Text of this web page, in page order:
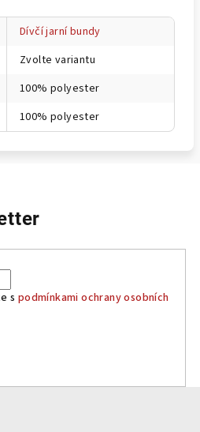
Dívčí jarní bundy
Zvolte variantu
100% polyester
100% polyester
s podmínkami ochrany osobních